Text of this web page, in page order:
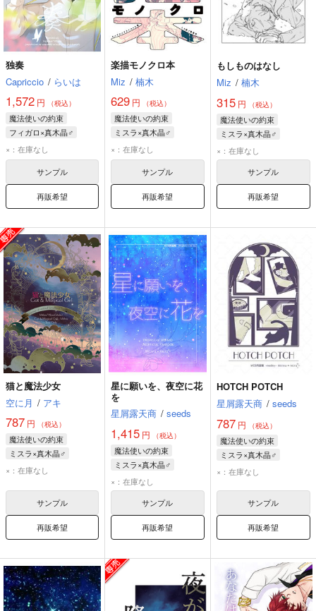
独奏
Capriccio / らいは
1,572 円 （税込）
魔法使いの約束
フィガロ×真木晶♂
フィガロ
×：在庫なし
サンプル
再販希望
楽描モノクロ本
Miz / 楠木
629 円 （税込）
魔法使いの約束
ミスラ×真木晶♂
真木晶♂
フィガロ
×：在庫なし
サンプル
再販希望
もしものはなし
Miz / 楠木
315円 （税込）
魔法使いの約束
ミスラ×真木晶♂
ミスラ
真木晶♂
×：在庫なし
サンプル
再販希望
猫と魔法少女
空に月 / アキ
787 円 （税込）
魔法使いの約束
ミスラ×真木晶♂
ミスラ
真木晶♂
×：在庫なし
サンプル
再販希望
星に願いを、夜空に花
を
星屑露天商 / seeds
1,415 円 （税込）
魔法使いの約束
ミスラ×真木晶♂
ミスラ
真木晶♂
×：在庫なし
サンプル
再販希望
HOTCH POTCH
星屑露天商 / seeds
787円 （税込）
魔法使いの約束
ミスラ×真木晶♂
ミスラ
真木晶♂
×：在庫なし
サンプル
再販希望